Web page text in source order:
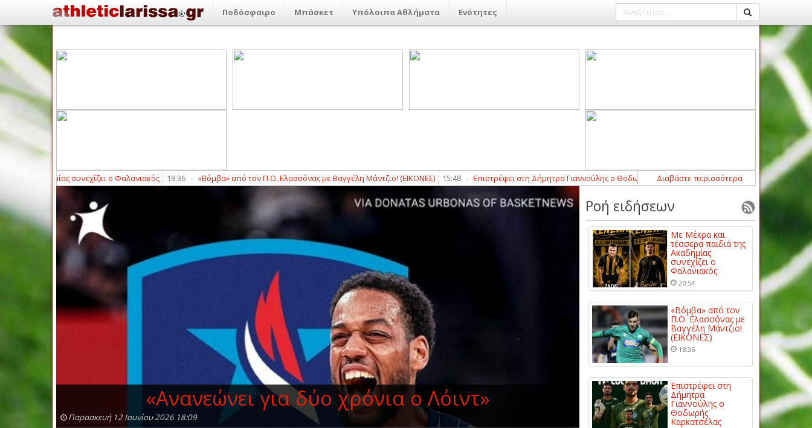
Ποδόσφαιρο Μπάσκετ Υπόλοιπα Αθλήματα Ενότητες
συνεχίζει ο Φαλανιακός 18:36 «Βόμβα» από τον Π.Ο. Ελασσόνας με Βαγγέλη Μάντζιο! (ΕΙΚΟΝΕΣ) 15:48 Επιστρέφει στη Δήμητρα Γιαννούλης ο Θοδωρής Καρκατσέλας 15:03 - Παίκτης της ΑΕΛ Novibet
Διαβάστε περισσότερα
«Ανανεώνει για δύο χρόνια ο Λόιντ»
Παρασκευή 12 Ιουνίου 2026 18:09
Ροή ειδήσεων
Με Μέκρα και
τέσσερα παιδιά της
Ακαδημίας
συνεχίζει ο
Φαλανιακός
20:54
«Βόμβα» από τον
Π.Ο. Ελασσόνας με
Βαγγέλη Μάντζιο!
(ΕΙΚΟΝΕΣ)
18:36
Επιστρέφει στη
Δήμητρα
Γιαννούλης ο
Θοδωρής
Καρκατσέλας